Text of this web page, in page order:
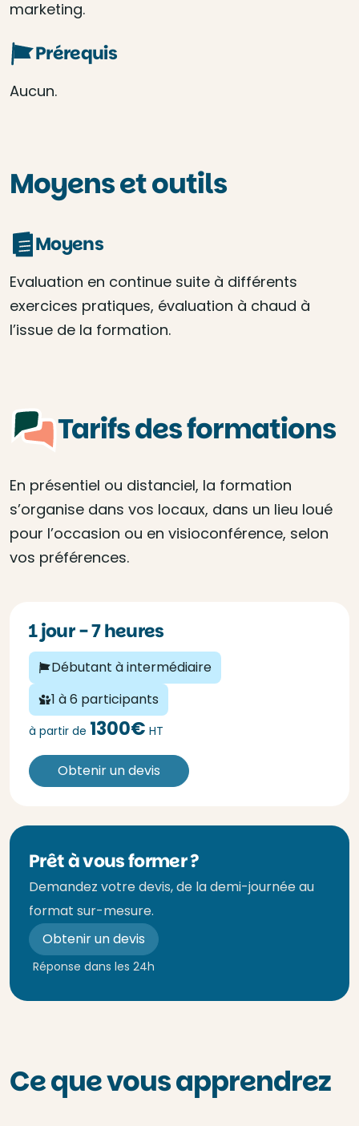
marketing.
Prérequis
Aucun.
Moyens et outils
Moyens
Evaluation en continue suite à différents
exercices pratiques, évaluation à chaud à
l’issue de la formation.
Tarifs des formations
En présentiel ou distanciel, la formation
s’organise dans vos locaux, dans un lieu loué
pour l’occasion ou en visioconférence, selon
vos préférences.
1 jour - 7 heures
Débutant à intermédiaire
1 à 6 participants
à partir de 1300€ HT
Obtenir un devis
Prêt à vous former ?
Demandez votre devis, de la demi-journée au
format sur-mesure.
Obtenir un devis
Réponse dans les 24h
Ce que vous apprendrez